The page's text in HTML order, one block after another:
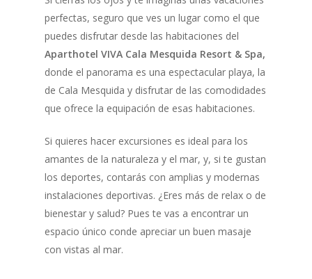
perfectas, seguro que ves un lugar como el que
puedes disfrutar desde las habitaciones del
Aparthotel VIVA Cala Mesquida Resort & Spa,
donde el panorama es una espectacular playa, la
de Cala Mesquida y disfrutar de las comodidades
que ofrece la equipación de esas habitaciones.
Si quieres hacer excursiones es ideal para los
amantes de la naturaleza y el mar, y, si te gustan
los deportes, contarás con amplias y modernas
instalaciones deportivas. ¿Eres más de relax o de
bienestar y salud? Pues te vas a encontrar un
espacio único conde apreciar un buen masaje
con vistas al mar.